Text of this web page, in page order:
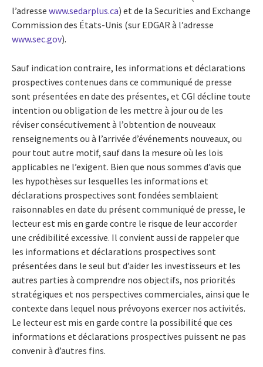
l’adresse www.sedarplus.ca) et de la Securities and Exchange
Commission des États-Unis (sur EDGAR à l’adresse
www.sec.gov).
Sauf indication contraire, les informations et déclarations
prospectives contenues dans ce communiqué de presse
sont présentées en date des présentes, et CGI décline toute
intention ou obligation de les mettre à jour ou de les
réviser consécutivement à l’obtention de nouveaux
renseignements ou à l’arrivée d’événements nouveaux, ou
pour tout autre motif, sauf dans la mesure où les lois
applicables ne l’exigent. Bien que nous sommes d’avis que
les hypothèses sur lesquelles les informations et
déclarations prospectives sont fondées semblaient
raisonnables en date du présent communiqué de presse, le
lecteur est mis en garde contre le risque de leur accorder
une crédibilité excessive. Il convient aussi de rappeler que
les informations et déclarations prospectives sont
présentées dans le seul but d’aider les investisseurs et les
autres parties à comprendre nos objectifs, nos priorités
stratégiques et nos perspectives commerciales, ainsi que le
contexte dans lequel nous prévoyons exercer nos activités.
Le lecteur est mis en garde contre la possibilité que ces
informations et déclarations prospectives puissent ne pas
convenir à d’autres fins.